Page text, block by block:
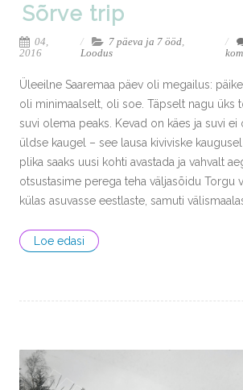
Sõrve trip
04,
2016
7 päeva ja 7 ööd
Loodus
Üleeilne Saaremaa päev oli megailus:
oli minimaalselt, oli soe. Täpselt nagu üks
suvi olema peaks. Kevad on käes ja suvi ei
üldse kaugel – see lausa kiviviske
plika saaks uusi kohti avastada ja vahvalt
otsustasime perega teha väljasõidu Torgu
külas asuvasse eestlaste, samuti
Loe edasi